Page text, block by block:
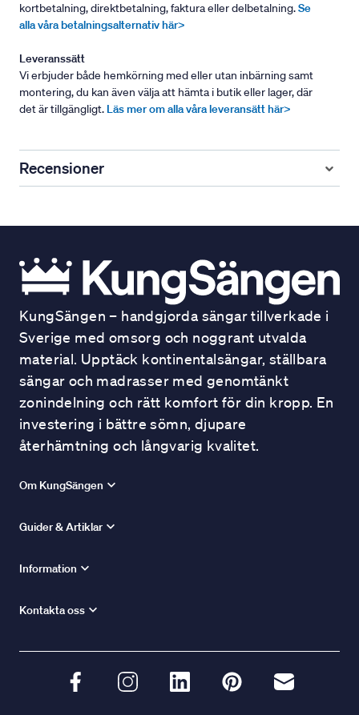
kortbetalning, direktbetalning, faktura eller delbetalning.Se
alla våra betalningsalternativ här>
Leveranssätt
Vi erbjuder både hemkörning med eller utan inbärning samt
montering, du kan även välja att hämta i butik eller lager, där
det är tillgängligt. Läs mer om alla våra leveransätt här>
Recensioner
KungSängen – handgjorda sängar tillverkade i
Sverige med omsorg och noggrant utvalda
material. Upptäck kontinentalsängar, ställbara
sängar och madrasser med genomtänkt
zonindelning och rätt komfort för din kropp. En
investering i bättre sömn, djupare
återhämtning och långvarig kvalitet.
Om KungSängen
Guider & Artiklar
Information
Kontakta oss